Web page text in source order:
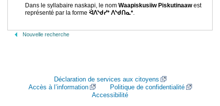
Dans le syllabaire naskapi, le nom Waapiskusiiw Piskutinaawest
représenté par la forme ᐛᐱᔅᑯᓯᐤ ᐱᔅᑯᑎᓇᐤ.
Nouvelle recherche
Déclaration de services aux citoyens
Accès à l’information
Politique de confidentialité
Accessibilité